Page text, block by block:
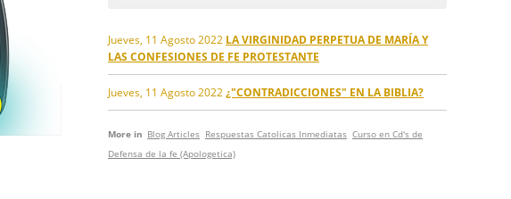
Jueves, 11 Agosto 2022 LA VIRGINIDAD PERPETUA DE MARÍA Y
LAS CONFESIONES DE FE PROTESTANTE
Jueves, 11 Agosto 2022 ¿"CONTRADICCIONES" EN LA BIBLIA?
More in Blog Articles Respuestas Catolicas Inmediatas Curso en Cd's de
Defensa de la fe (Apologetica)